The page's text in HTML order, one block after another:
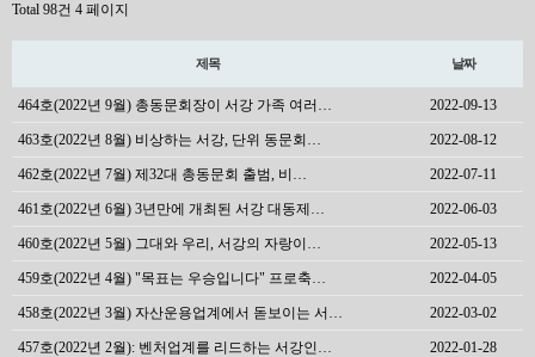
Total 98건 4 페이지
제목 날짜
464호(2022년 9월) 총동문회장이 서강 가족 여러… 2022-09-13
463호(2022년 8월) 비상하는 서강, 단위 동문회… 2022-08-12
462호(2022년 7월) 제32대 총동문회 출범, 비… 2022-07-11
461호(2022년 6월) 3년만에 개최된 서강 대동제… 2022-06-03
460호(2022년 5월) 그대와 우리, 서강의 자랑이… 2022-05-13
459호(2022년 4월) "목표는 우승입니다" 프로축… 2022-04-05
458호(2022년 3월) 자산운용업계에서 돋보이는 서… 2022-03-02
457호(2022년 2월): 벤처업계를 리드하는 서강인… 2022-01-28